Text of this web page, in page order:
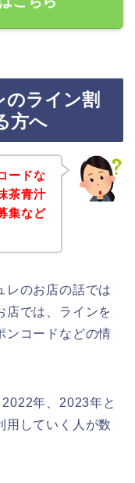
のライン割
方へ
ードな
茶青汁
集など
レのお店の話では
店では、ラインを
ンコードなどの情
年、2023年と
用していく人が数